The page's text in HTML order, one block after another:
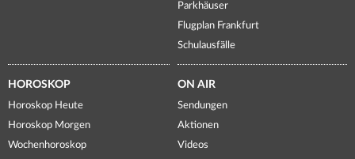
Parkhäuser
Flugplan Frankfurt
Schulausfälle
HOROSKOP
Horoskop Heute
Horoskop Morgen
Wochenhoroskop
ON AIR
Sendungen
Aktionen
Videos